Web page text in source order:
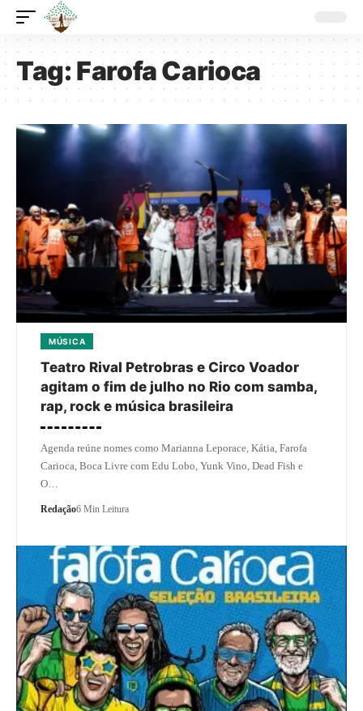
Tag:Farofa Carioca
MÚSICA
Teatro Rival Petrobras e Circo Voador
agitam o fim de julho no Rio com samba,
rap, rock e música brasileira
Agenda reúne nomes como Marianna Leporace, Kátia, Farofa
Carioca, Boca Livre com Edu Lobo, Yunk Vino, Dead Fish e
O…
Redação6 Min Leitura